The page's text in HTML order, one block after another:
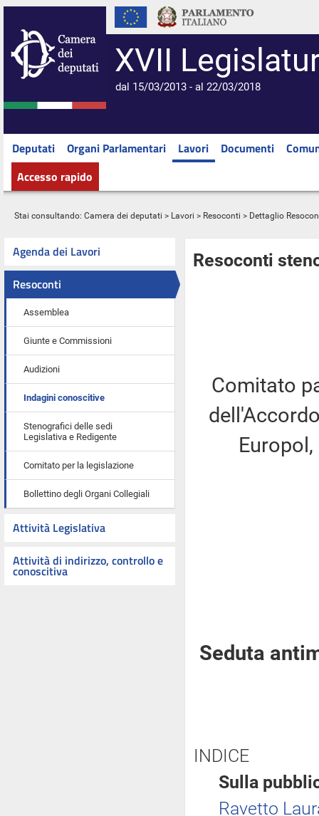
XVII
dal 15/03/2013 - al 22/03/2018
Deputati Organi Parlamentari Lavori Documenti
Accesso rapido
Stai consultando: Camera dei deputati > Lavori > Resoconti > Dettaglio
Agenda dei Lavori
Resoconti
Assemblea
Giunte e Commissioni
Audizioni
Indagini conoscitive
Stenografici delle sedi
Legislativa e Redigente
Comitato per la legislazione
Bollettino degli Organi Collegiali
Attività Legislativa
Attività di indirizzo, controllo e
conoscitiva
Resoconti
Comitato
Seduta
INDICE
Sulla
Ravetto